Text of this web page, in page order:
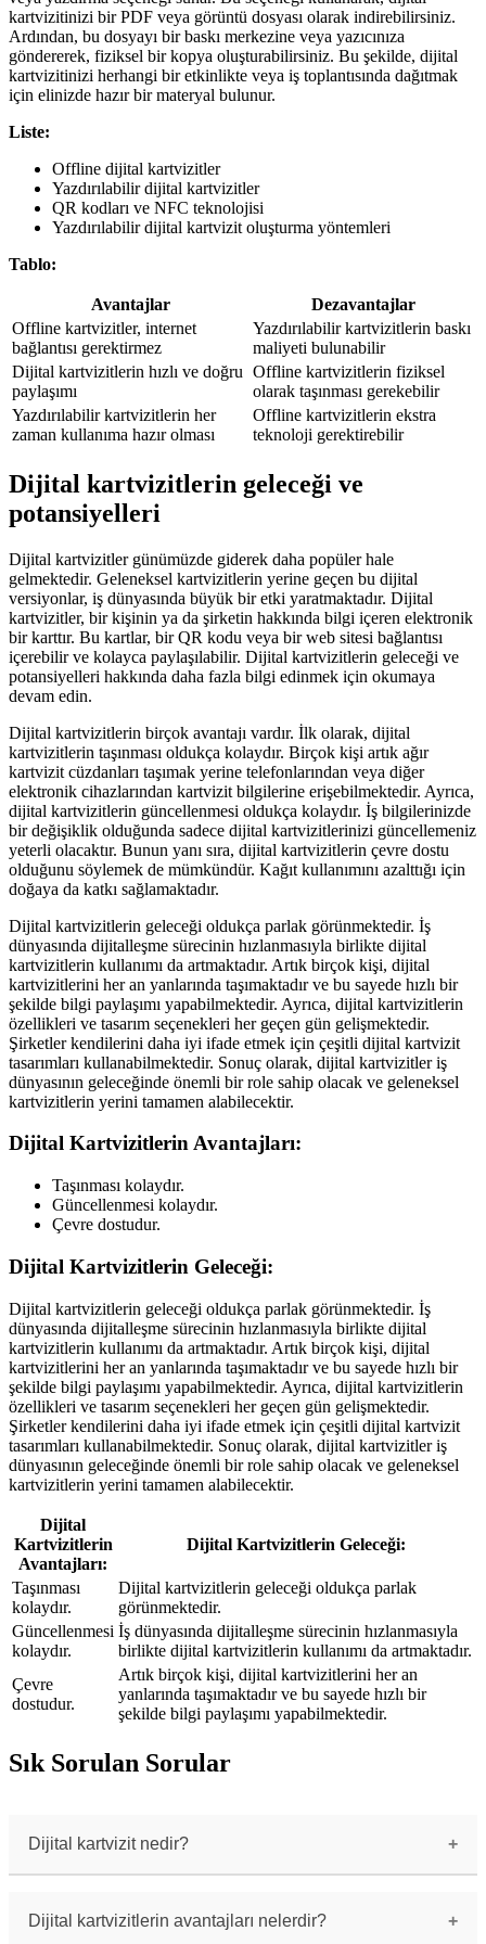
kartvizitinizi bir PDF veya görüntü dosyası olarak indirebilirsiniz.
Ardından, bu dosyayı bir baskı merkezine veya yazıcınıza
göndererek, fiziksel bir kopya oluşturabilirsiniz. Bu şekilde, dijital
kartvizitinizi herhangi bir etkinlikte veya iş toplantısında dağıtmak
için elinizde hazır bir materyal bulunur.
Liste:
Offline dijital kartvizitler
Yazdırılabilir dijital kartvizitler
QR kodları ve NFC teknolojisi
Yazdırılabilir dijital kartvizit oluşturma yöntemleri
Tablo:
Avantajlar
Dezavantajlar
Offline kartvizitler, internet
bağlantısı gerektirmez
Yazdırılabilir kartvizitlerin baskı
maliyeti bulunabilir
Dijital kartvizitlerin hızlı ve doğru
paylaşımı
Offline kartvizitlerin fiziksel
olarak taşınması gerekebilir
Yazdırılabilir kartvizitlerin her
zaman kullanıma hazır olması
Offline kartvizitlerin ekstra
teknoloji gerektirebilir
Dijital kartvizitlerin geleceği ve
potansiyelleri
Dijital kartvizitler günümüzde giderek daha popüler hale
gelmektedir. Geleneksel kartvizitlerin yerine geçen bu dijital
versiyonlar, iş dünyasında büyük bir etki yaratmaktadır. Dijital
kartvizitler, bir kişinin ya da şirketin hakkında bilgi içeren elektronik
bir karttır. Bu kartlar, bir QR kodu veya bir web sitesi bağlantısı
içerebilir ve kolayca paylaşılabilir. Dijital kartvizitlerin geleceği ve
potansiyelleri hakkında daha fazla bilgi edinmek için okumaya
devam edin.
Dijital kartvizitlerin birçok avantajı vardır. İlk olarak, dijital
kartvizitlerin taşınması oldukça kolaydır. Birçok kişi artık ağır
kartvizit cüzdanları taşımak yerine telefonlarından veya diğer
elektronik cihazlarından kartvizit bilgilerine erişebilmektedir. Ayrıca,
dijital kartvizitlerin güncellenmesi oldukça kolaydır. İş bilgilerinizde
bir değişiklik olduğunda sadece dijital kartvizitlerinizi güncellemeniz
yeterli olacaktır. Bunun yanı sıra, dijital kartvizitlerin çevre dostu
olduğunu söylemek de mümkündür. Kağıt kullanımını azalttığı için
doğaya da katkı sağlamaktadır.
Dijital kartvizitlerin geleceği oldukça parlak görünmektedir. İş
dünyasında dijitalleşme sürecinin hızlanmasıyla birlikte dijital
kartvizitlerin kullanımı da artmaktadır. Artık birçok kişi, dijital
kartvizitlerini her an yanlarında taşımaktadır ve bu sayede hızlı bir
şekilde bilgi paylaşımı yapabilmektedir. Ayrıca, dijital kartvizitlerin
özellikleri ve tasarım seçenekleri her geçen gün gelişmektedir.
Şirketler kendilerini daha iyi ifade etmek için çeşitli dijital kartvizit
tasarımları kullanabilmektedir. Sonuç olarak, dijital kartvizitler iş
dünyasının geleceğinde önemli bir role sahip olacak ve geleneksel
kartvizitlerin yerini tamamen alabilecektir.
Dijital Kartvizitlerin Avantajları:
Taşınması kolaydır.
Güncellenmesi kolaydır.
Çevre dostudur.
Dijital Kartvizitlerin Geleceği:
Dijital kartvizitlerin geleceği oldukça parlak görünmektedir. İş
dünyasında dijitalleşme sürecinin hızlanmasıyla birlikte dijital
kartvizitlerin kullanımı da artmaktadır. Artık birçok kişi, dijital
kartvizitlerini her an yanlarında taşımaktadır ve bu sayede hızlı bir
şekilde bilgi paylaşımı yapabilmektedir. Ayrıca, dijital kartvizitlerin
özellikleri ve tasarım seçenekleri her geçen gün gelişmektedir.
Şirketler kendilerini daha iyi ifade etmek için çeşitli dijital kartvizit
tasarımları kullanabilmektedir. Sonuç olarak, dijital kartvizitler iş
dünyasının geleceğinde önemli bir role sahip olacak ve geleneksel
kartvizitlerin yerini tamamen alabilecektir.
Dijital
Kartvizitlerin
Avantajları:
Dijital Kartvizitlerin Geleceği:
Taşınması
kolaydır.
Dijital kartvizitlerin geleceği oldukça parlak
görünmektedir.
Güncellenmesi
kolaydır.
İş dünyasında dijitalleşme sürecinin hızlanmasıyla
birlikte dijital kartvizitlerin kullanımı da artmaktadır.
Çevre
dostudur.
Artık birçok kişi, dijital kartvizitlerini her an
yanlarında taşımaktadır ve bu sayede hızlı bir
şekilde bilgi paylaşımı yapabilmektedir.
Sık Sorulan Sorular
Dijital kartvizit nedir?
bilgilerinizi elektronik olarak paylaşmanızı
sağlar.
Dijital kartvizitlerin avantajları nelerdir?